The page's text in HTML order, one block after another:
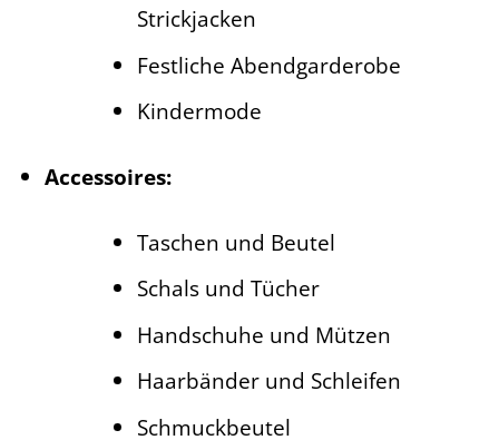
Strickjacken
Festliche Abendgarderobe
Kindermode
Accessoires:
Taschen und Beutel
Schals und Tücher
Handschuhe und Mützen
Haarbänder und Schleifen
Schmuckbeutel